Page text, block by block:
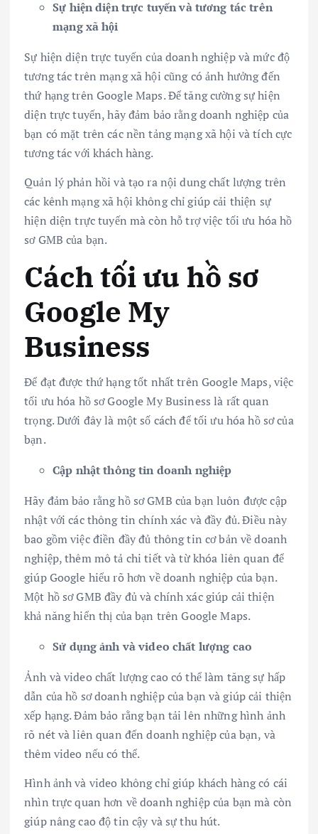
Sự hiện diện trực tuyến và tương tác trên
mạng xã hội
Sự hiện diện trực tuyến của doanh nghiệp và mức độ
tương tác trên mạng xã hội cũng có ảnh hưởng đến
thứ hạng trên Google Maps. Để tăng cường sự hiện
diện trực tuyến, hãy đảm bảo rằng doanh nghiệp của
bạn có mặt trên các nền tảng mạng xã hội và tích cực
tương tác với khách hàng.
Quản lý phản hồi và tạo ra nội dung chất lượng trên
các kênh mạng xã hội không chỉ giúp cải thiện sự
hiện diện trực tuyến mà còn hỗ trợ việc tối ưu hóa hồ
sơ GMB của bạn.
Cách tối ưu hồ sơ
Google My
Business
Để đạt được thứ hạng tốt nhất trên Google Maps, việc
tối ưu hóa hồ sơ Google My Business là rất quan
trọng. Dưới đây là một số cách để tối ưu hóa hồ sơ của
bạn.
Cập nhật thông tin doanh nghiệp
Hãy đảm bảo rằng hồ sơ GMB của bạn luôn được cập
nhật với các thông tin chính xác và đầy đủ. Điều này
bao gồm việc điền đầy đủ thông tin cơ bản về doanh
nghiệp, thêm mô tả chi tiết và từ khóa liên quan để
giúp Google hiểu rõ hơn về doanh nghiệp của bạn.
Một hồ sơ GMB đầy đủ và chính xác giúp cải thiện
khả năng hiển thị của bạn trên Google Maps.
Sử dụng ảnh và video chất lượng cao
Ảnh và video chất lượng cao có thể làm tăng sự hấp
dẫn của hồ sơ doanh nghiệp của bạn và giúp cải thiện
xếp hạng. Đảm bảo rằng bạn tải lên những hình ảnh
rõ nét và liên quan đến doanh nghiệp của bạn, và
thêm video nếu có thể.
Hình ảnh và video không chỉ giúp khách hàng có cái
nhìn trực quan hơn về doanh nghiệp của bạn mà còn
giúp nâng cao độ tin cậy và sự thu hút.